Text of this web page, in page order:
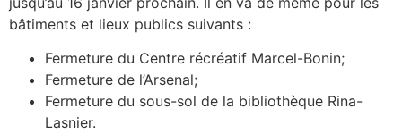
bâtiments et lieux publics suivants :
Fermeture du Centre récréatif Marcel-Bonin;
Fermeture de l’Arsenal;
Fermeture du sous-sol de la bibliothèque Rina-
Lasnier.